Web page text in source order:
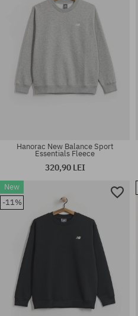
Mărimi existente:
M; L; XL
Hanorac New Balance Sport
Essentials Fleece
320,90 LEI
New
-11%